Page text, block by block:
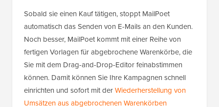
Sobald sie einen Kauf tätigen, stoppt MailPoet
automatisch das Senden von E-Mails an den Kunden.
Noch besser, MailPoet kommt mit einer Reihe von
fertigen Vorlagen für abgebrochene Warenkörbe, die
Sie mit dem Drag-and-Drop-Editor feinabstimmen
können. Damit können Sie Ihre Kampagnen schnell
einrichten und sofort mit derWiederherstellung von
Umsätzen aus abgebrochenen Warenkörben